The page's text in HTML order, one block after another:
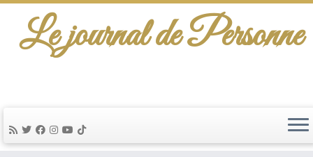
Le journal de Personne